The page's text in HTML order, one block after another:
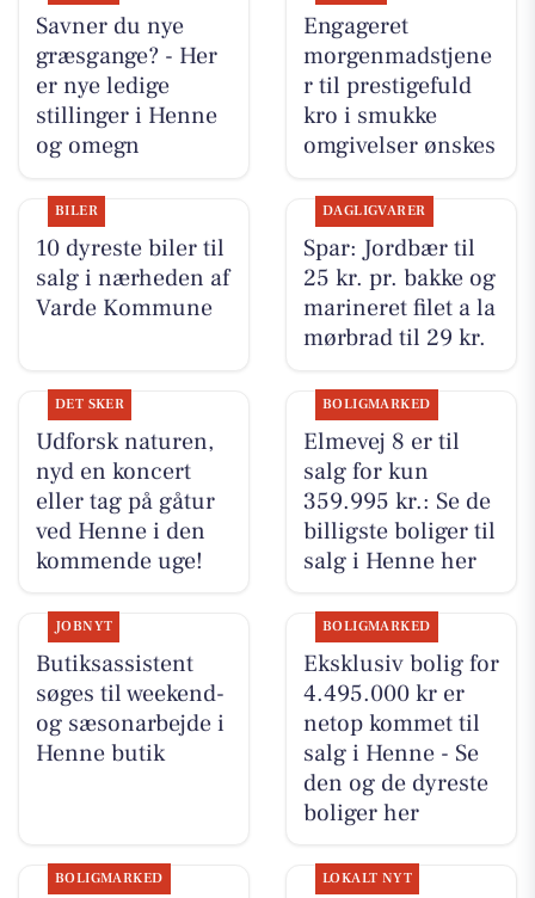
Savner du nye
græsgange? - Her
er nye ledige
stillinger i Henne
og omegn
Engageret
morgenmadstjene
r til prestigefuld
kro i smukke
omgivelser ønskes
BILER
10 dyreste biler til
salg i nærheden af
Varde Kommune
DAGLIGVARER
Spar: Jordbær til
25 kr. pr. bakke og
marineret filet a la
mørbrad til 29 kr.
DET SKER
Udforsk naturen,
nyd en koncert
eller tag på gåtur
ved Henne i den
kommende uge!
BOLIGMARKED
Elmevej 8 er til
salg for kun
359.995 kr.: Se de
billigste boliger til
salg i Henne her
JOBNYT
Butiksassistent
søges til weekend-
og sæsonarbejde i
Henne butik
BOLIGMARKED
Eksklusiv bolig for
4.495.000 kr er
netop kommet til
salg i Henne - Se
den og de dyreste
boliger her
BOLIGMARKED LOKALT NYT